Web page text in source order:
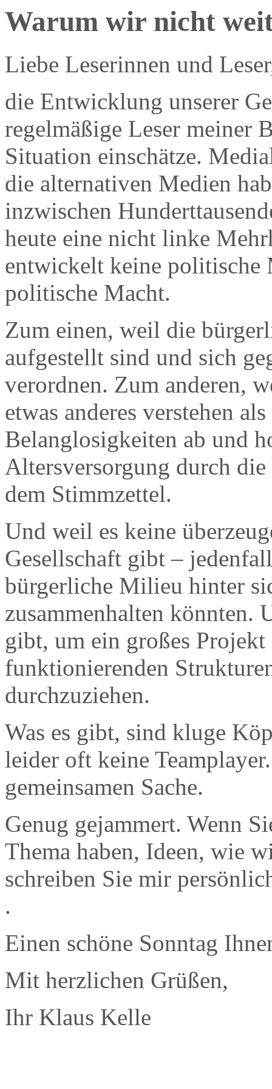
Warum wir nicht
Liebe Leserinnen und
die Entwicklung unserer
regelmäßige Leser meiner
Situation einschätze.
die alternativen Medien
inzwischen
heute eine nicht linke
entwickelt keine
politische Macht.
Zum einen, weil die
aufgestellt sind und sich
verordnen. Zum anderen,
etwas anderes verstehen
Belanglosigkeiten ab und
Altersversorgung durch
dem Stimmzettel.
Und weil es keine
Gesellschaft gibt –
bürgerliche Milieu hinter
zusammenhalten könnten.
gibt, um ein großes
funktionierenden
durchzuziehen.
Was es gibt, sind kluge
leider oft keine
gemeinsamen Sache.
Genug gejammert. Wenn
Thema haben, Ideen, wie
schreiben Sie mir
.
Einen schöne Sonntag
Mit herzlichen Grüßen,
Ihr Klaus Kelle